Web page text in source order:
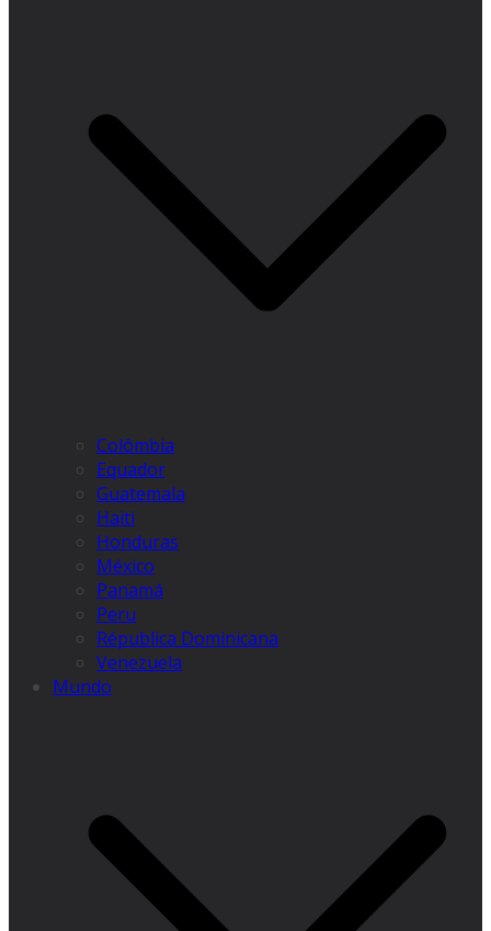
Colômbia
Equador
Guatemala
Haiti
Honduras
México
Panamá
Peru
Républica Dominicana
Venezuela
Mundo